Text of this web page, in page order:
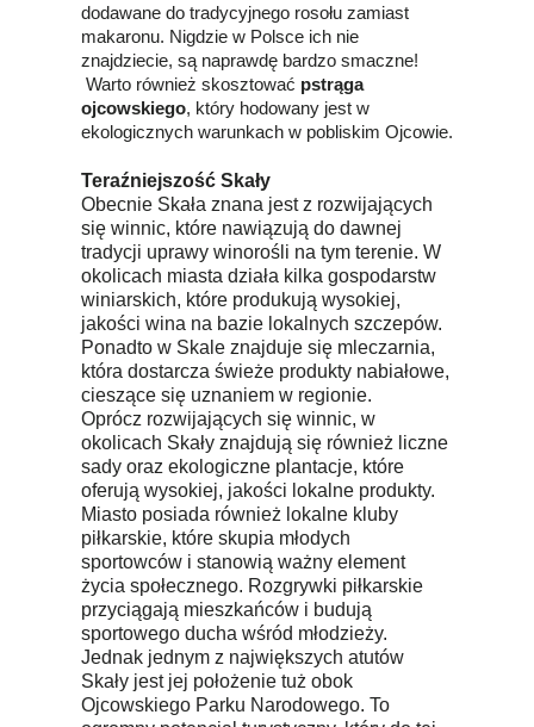
dodawane do tradycyjnego rosołu zamiast
makaronu. Nigdzie w Polsce ich nie
znajdziecie, są naprawdę bardzo smaczne!
Warto również skosztować pstrąga
ojcowskiego, który hodowany jest w
ekologicznych warunkach w pobliskim Ojcowie.
Teraźniejszość Skały
Obecnie Skała znana jest z rozwijających
się winnic, które nawiązują do dawnej
tradycji uprawy winorośli na tym terenie. W
okolicach miasta działa kilka gospodarstw
winiarskich, które produkują wysokiej,
jakości wina na bazie lokalnych szczepów.
Ponadto w Skale znajduje się mleczarnia,
która dostarcza świeże produkty nabiałowe,
cieszące się uznaniem w regionie.
Oprócz rozwijających się winnic, w
okolicach Skały znajdują się również liczne
sady oraz ekologiczne plantacje, które
oferują wysokiej, jakości lokalne produkty.
Miasto posiada również lokalne kluby
piłkarskie, które skupia młodych
sportowców i stanowią ważny element
życia społecznego. Rozgrywki piłkarskie
przyciągają mieszkańców i budują
sportowego ducha wśród młodzieży.
Jednak jednym z największych atutów
Skały jest jej położenie tuż obok
Ojcowskiego Parku Narodowego. To